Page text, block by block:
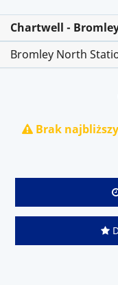
Chartwell -
Bromley North
Brak